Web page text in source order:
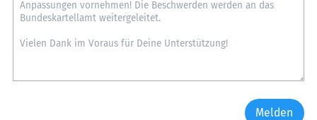
Melden